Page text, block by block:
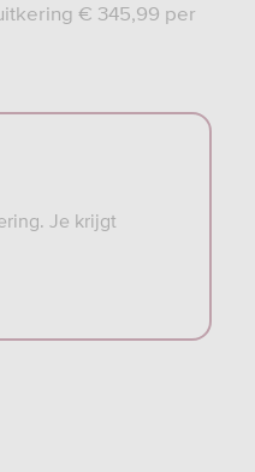
€ 345,99 per
Je krijgt